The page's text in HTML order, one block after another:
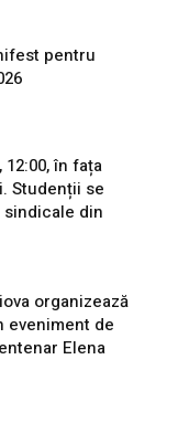
pentru
12:00, în fața
Studenții se
din
organizează
eveniment de
Elena